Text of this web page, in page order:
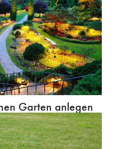
Garten anlegen